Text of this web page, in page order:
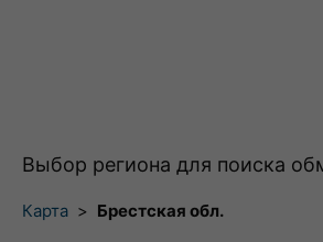
Выбор региона для поиска
Карта > Брестская обл.